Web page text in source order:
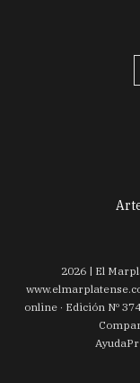
2026| El
www.
online · Edición Nº
Ayuda